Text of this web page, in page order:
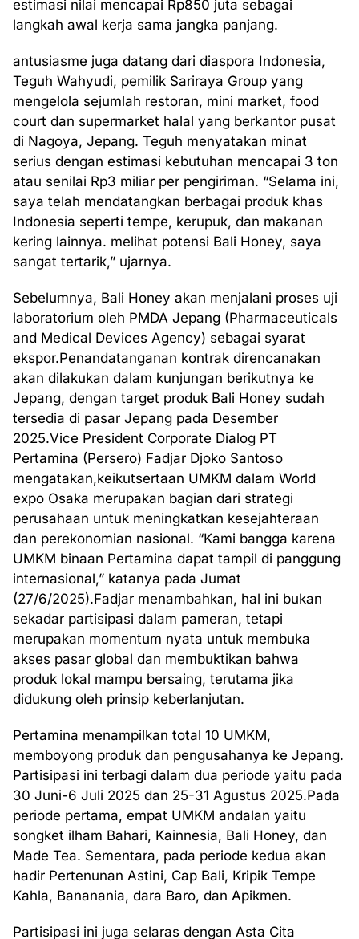
estimasi nilai mencapai Rp850 juta sebagai
langkah awal kerja sama jangka panjang.
antusiasme juga datang dari diaspora Indonesia,
Teguh Wahyudi, pemilik Sariraya Group yang
mengelola sejumlah restoran, mini market, food
court dan supermarket halal yang berkantor pusat
di Nagoya, Jepang. Teguh menyatakan minat
serius dengan estimasi kebutuhan mencapai 3 ton
atau senilai Rp3 miliar per pengiriman. “Selama ini,
saya telah mendatangkan berbagai produk khas
Indonesia seperti tempe, kerupuk, dan makanan
kering lainnya. melihat potensi Bali Honey, saya
sangat tertarik,” ujarnya.
Sebelumnya, Bali Honey akan menjalani proses uji
laboratorium oleh PMDA Jepang (Pharmaceuticals
and Medical Devices Agency) sebagai syarat
ekspor.Penandatanganan kontrak direncanakan
akan dilakukan dalam kunjungan berikutnya ke
Jepang, dengan target produk Bali Honey sudah
tersedia di pasar Jepang pada Desember
2025.Vice President Corporate Dialog PT
Pertamina (Persero) Fadjar Djoko Santoso
mengatakan,keikutsertaan UMKM dalam World
expo Osaka merupakan bagian dari strategi
perusahaan untuk meningkatkan kesejahteraan
dan perekonomian nasional. “Kami bangga karena
UMKM binaan Pertamina dapat tampil di panggung
internasional,” katanya pada Jumat
(27/6/2025).Fadjar menambahkan, hal ini bukan
sekadar partisipasi dalam pameran, tetapi
merupakan momentum nyata untuk membuka
akses pasar global dan membuktikan bahwa
produk lokal mampu bersaing, terutama jika
didukung oleh prinsip keberlanjutan.
Pertamina menampilkan total 10 UMKM,
memboyong produk dan pengusahanya ke Jepang.
Partisipasi ini terbagi dalam dua periode yaitu pada
30 Juni-6 Juli 2025 dan 25-31 Agustus 2025.Pada
periode pertama, empat UMKM andalan yaitu
songket ilham Bahari, Kainnesia, Bali Honey, dan
Made Tea. Sementara, pada periode kedua akan
hadir Pertenunan Astini, Cap Bali, Kripik Tempe
Kahla, Bananania, dara Baro, dan Apikmen.
Partisipasi ini juga selaras dengan Asta Cita